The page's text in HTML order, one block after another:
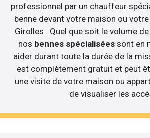
professionnel par un chauffeur
benne devant votre maison ou
Girolles . Quel que soit le volume
nos bennes spécialiséessont en
aider durant toute la durée de la
est complètement gratuit et peut
une visite de votre maison ou
de visualiser les